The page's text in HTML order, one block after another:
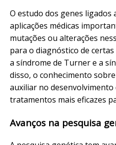
O estudo dos genes ligados
aplicações médicas
mutações ou alterações
para o diagnóstico de
a síndrome de Turner e a
disso, o conhecimento
auxiliar no desenvolvimento
tratamentos mais eficazes
Avanços na pesquisa